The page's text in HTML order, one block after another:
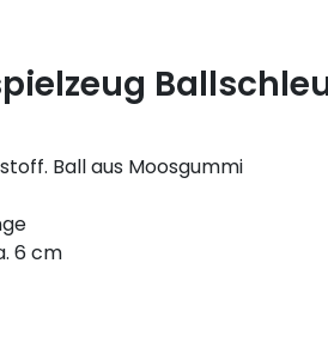
Ball aus Moosgummi
6 cm